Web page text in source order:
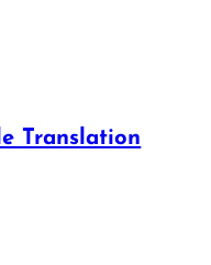
Translation